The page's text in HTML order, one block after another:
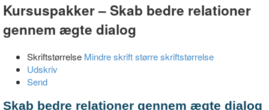
Kursuspakker – Skab bedre relationer
gennem ægte dialog
Skriftstørrelse Mindre skriftstørre skriftstørrelse
Udskriv
Send
Skab bedre relationer gennem ægte dialog